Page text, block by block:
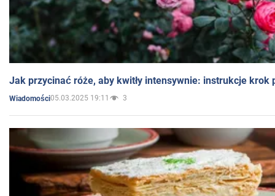
Jak przycinać róże, aby kwitły intensywnie: instrukcje krok
Wiadomości05.03.2025 19:11 3